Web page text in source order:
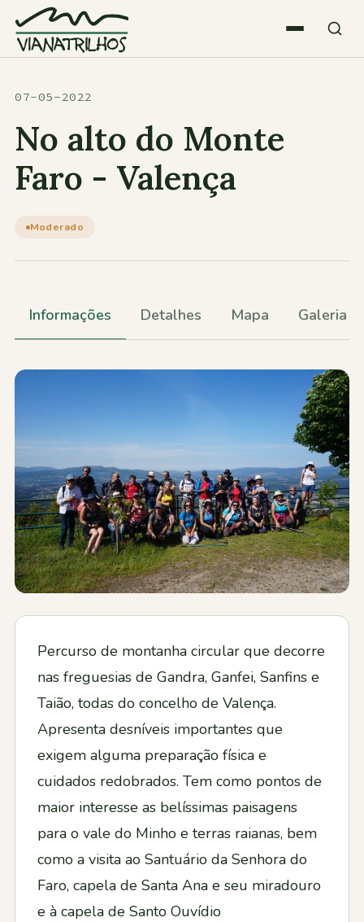
Quem somos
Atividades
Participações
Diversos
Contactos
07-05-2022
No alto do Monte
Faro - Valença
Moderado
Informações Detalhes Mapa Galeria
Percurso de montanha circular que decorre
nas freguesias de Gandra, Ganfei, Sanfins e
Taião, todas do concelho de Valença.
Apresenta desníveis importantes que
exigem alguma preparação física e
cuidados redobrados. Tem como pontos de
maior interesse as belíssimas paisagens
para o vale do Minho e terras raianas, bem
como a visita ao Santuário da Senhora do
Faro, capela de Santa Ana e seu miradouro
e à capela de Santo Ouvídio